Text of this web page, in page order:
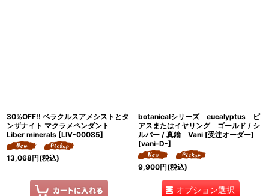
30%OFF!! ベラクルスアメシストとタ
ンザナイト マクラメペンダント
Liber minerals [LIV-00085]
13,068円(税込)
botanicalシリーズ eucalyptus ピ
アスまたはイヤリング ゴールド / シ
ルバー / 真鍮 Vani [受注オーダー]
[vani-D-]
9,900円(税込)
オプション選択